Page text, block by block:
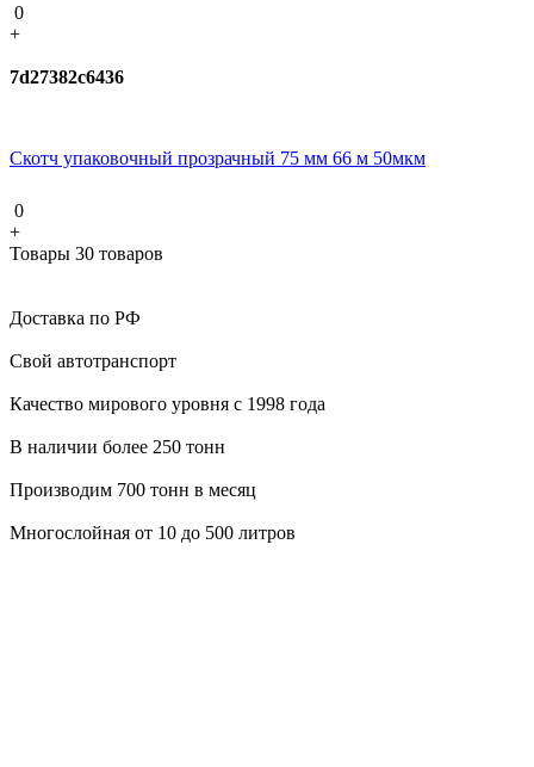
0
+
7d27382c6436
Скотч упаковочный прозрачный 75 мм 66 м 50мкм
0
+
Товары 30 товаров
Доставка по РФ
Свой автотранспорт
Качество мирового уровня с 1998 года
В наличии более 250 тонн
Производим 700 тонн в месяц
Многослойная от 10 до 500 литров